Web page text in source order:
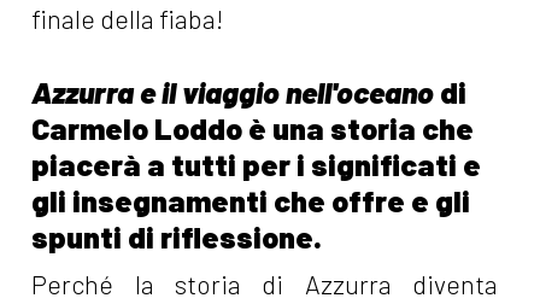
finale della fiaba!
Azzurra e il viaggio nell'oceano di
Carmelo Loddo è una storia che
piacerà a tutti per i significati e
gli insegnamenti che offre e gli
spunti di riflessione.
Perché la storia di Azzurra diventa